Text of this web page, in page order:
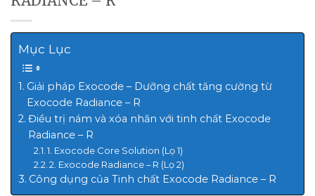
Mục Lục
Giải pháp Exocode – Dưỡng chất tăng cường từ
Exocode Radiance – R
Điều trị nám và xóa nhăn với tinh chất Exocode
Radiance – R
1. Exocode Core Solution (Lọ 1)
2. Exocode Radiance – R (Lọ 2)
Công dụng của Tinh chất Exocode Radiance – R